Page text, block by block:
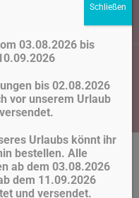
Ashraf
03.08.2026 bis
bis 02.08.2026
vor unserem Urlaub
versendet.
Urlaubs könnt ihr
bestellen. Alle
ab dem 03.08.2026
dem 11.09.2026
und versendet.